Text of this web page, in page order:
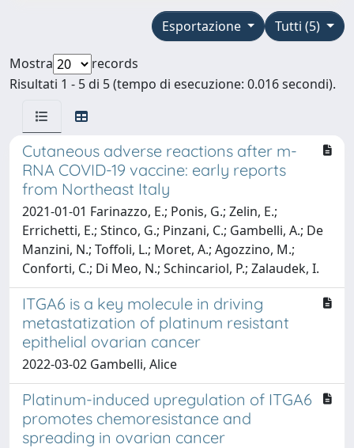
Tutti (5)
Esportazione
Mostra
records
Risultati 1 - 5 di 5 (tempo di esecuzione: 0.016 secondi).
Cutaneous adverse reactions after m-
RNA COVID-19 vaccine: early reports
from Northeast Italy
2021-01-01 Farinazzo, E.; Ponis, G.; Zelin, E.;
Errichetti, E.; Stinco, G.; Pinzani, C.; Gambelli, A.; De
Manzini, N.; Toffoli, L.; Moret, A.; Agozzino, M.;
Conforti, C.; Di Meo, N.; Schincariol, P.; Zalaudek, I.
ITGA6 is a key molecule in driving
metastatization of platinum resistant
epithelial ovarian cancer
2022-03-02 Gambelli, Alice
Platinum-induced upregulation of ITGA6
promotes chemoresistance and
spreading in ovarian cancer